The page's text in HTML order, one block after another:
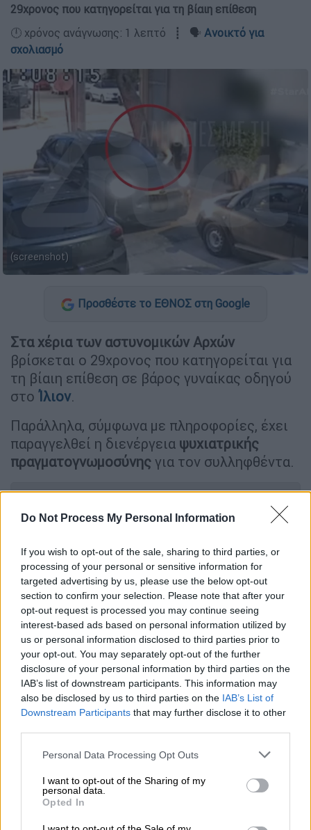
Do Not Process My Personal Information
If you wish to opt-out of the sale, sharing to third parties, or
processing of your personal or sensitive information for
targeted advertising by us, please use the below opt-out
section to confirm your selection. Please note that after your
opt-out request is processed you may continue seeing
interest-based ads based on personal information utilized by
us or personal information disclosed to third parties prior to
your opt-out. You may separately opt-out of the further
disclosure of your personal information by third parties on the
IAB’s list of downstream participants. This information may
also be disclosed by us to third parties on the IAB’s List of
Downstream Participants that may further disclose it to other
Please note that this website/app uses one or more Google
not limited to your visit or usage behaviour. You may click to
grant or deny consent to Google and its third-party tags to
use your data for below specified purposes in below Google
consent section.
Personal Data Processing Opt Outs
I want to opt-out of the Sharing of my
personal data.
Opted In
29χρονος που κατηγορείται για τη βίαιη επίθεση
🕛 χρόνος ανάγνωσης: 1 λεπτό ┋ 🗣️ Ανοικτό για
σχολιασμό
(screenshot)
Προσθέστε το ΕΘΝΟΣ στη Google
Στα χέρια των αστυνομικών Αρχών
βρίσκεται ο 29χρονος που κατηγορείται για
τη βίαιη επίθεση σε βάρος γυναίκας οδηγού
στο Ίλιον.
Παράλληλα, σύμφωνα με πληροφορίες, έχει
παραγγελθεί η διενέργεια ψυχιατρικής
πραγματογνωμοσύνης για τον συλληφθέντα.
Εξοργιστικό βίντεο: Νταής στο Ίλιον
γρονθοκοπά γυναίκα οδηγό μπροστά
στο ανήλικο παιδί της
Το χρονικό
Το περιστατικό σημειώθηκε έπειτα από
διαφωνία για την προτεραιότητα σε στενό
της περιοχής, όταν δύο οχήματα
τουςδύο οδηγούςνα μπορεί εύκολα να
υποχωρήσει.
γυναίκα υποστήριξε ότι δεν μπορούσε να
κάνει όπισθεν, καθώς πίσω της υπήρχε